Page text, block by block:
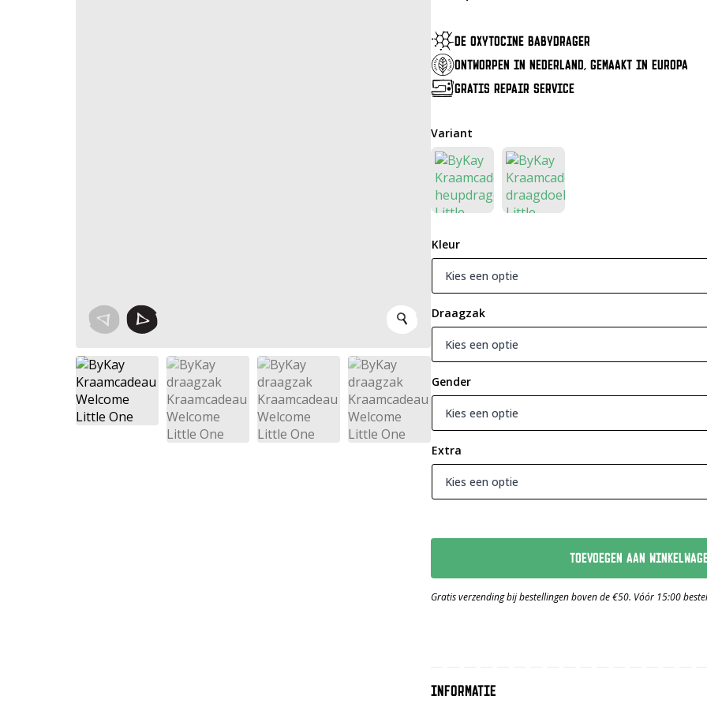
DE OXYTOCINE BABYDRAGER
ONTWORPEN IN NEDERLAND, GEMAAKT IN EUROPA
GRATIS REPAIR SERVICE
Variant
Kleur
Draagzak
Gender
Extra
TOEVOEGEN AAN
Gratis verzending bij bestellingen boven de €50. Vóór 15:00
INFORMATIE